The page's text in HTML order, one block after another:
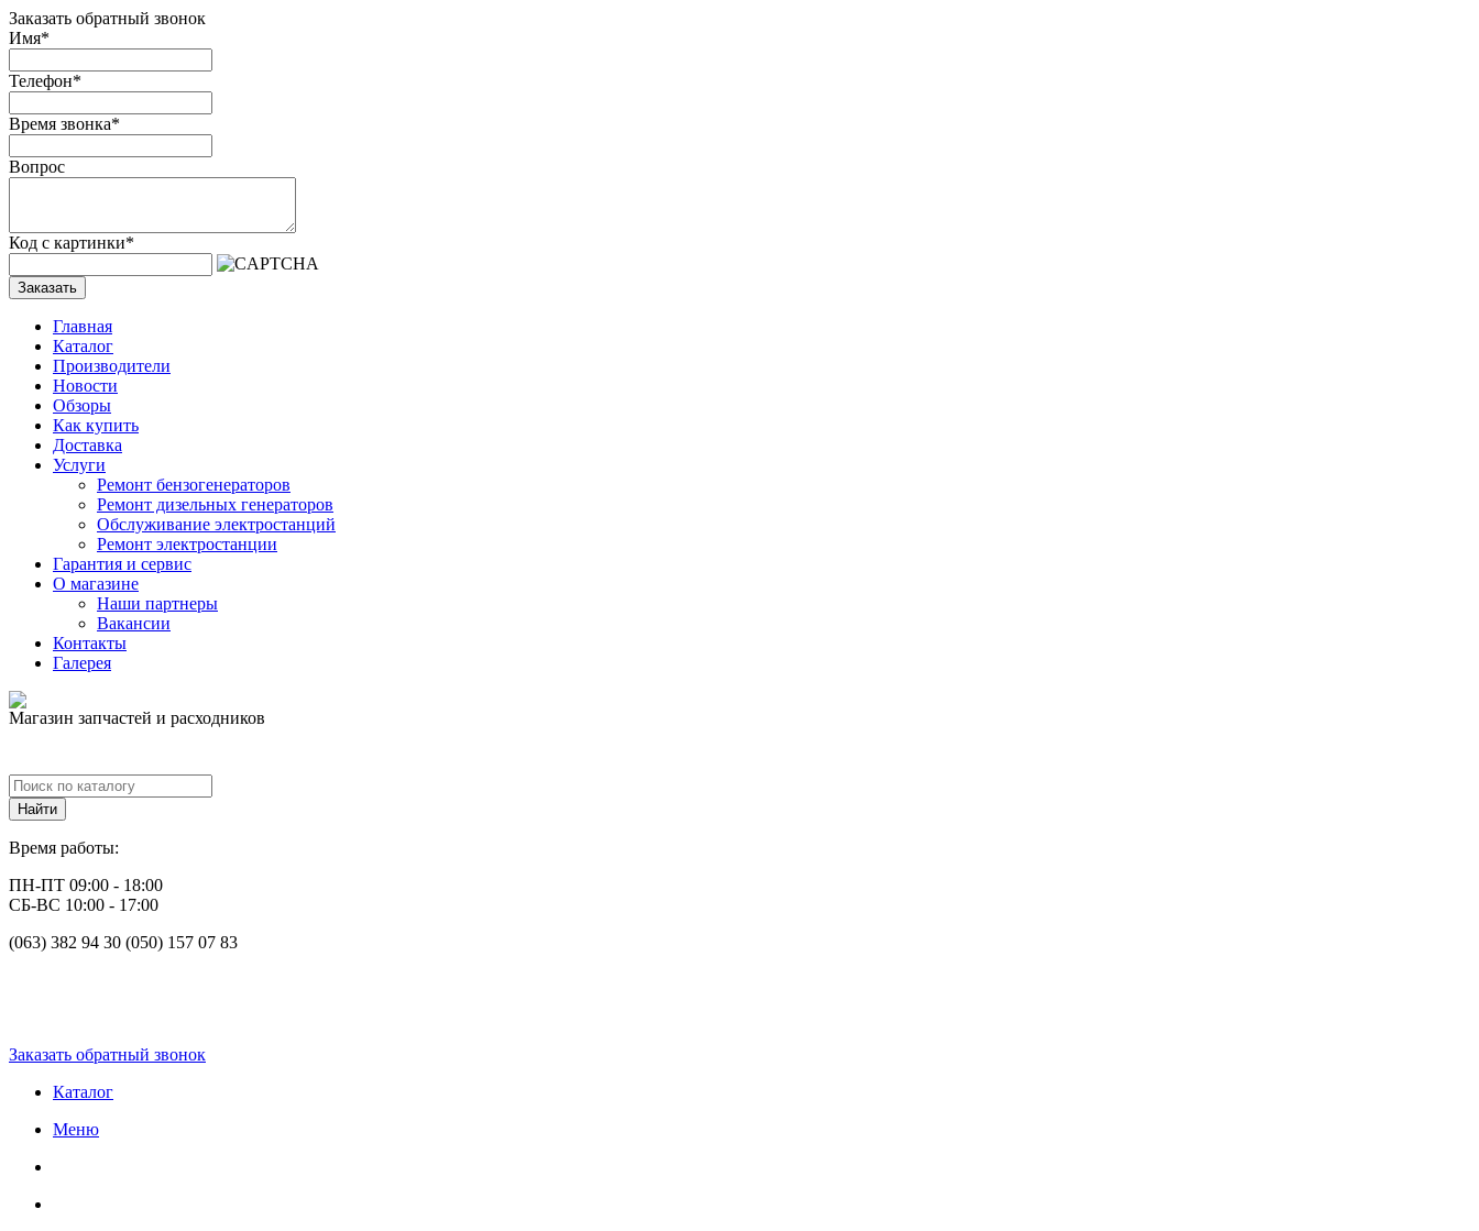
Заказать обратный звонок
Имя*
Телефон*
Время звонка*
Вопрос
Код с картинки*
Заказать
Главная
Каталог
Производители
Новости
Обзоры
Как купить
Доставка
Услуги
Ремонт бензогенераторов
Ремонт дизельных генераторов
Обслуживание электростанций
Ремонт электростанции
Гарантия и сервис
О магазине
Наши партнеры
Вакансии
Контакты
Галерея
Магазин запчастей и расходников
Время работы:
ПН-ПТ 09:00 - 18:00
СБ-ВС 10:00 - 17:00
(063) 382 94 30 (050) 157 07 83
Заказать обратный звонок
Каталог
Меню